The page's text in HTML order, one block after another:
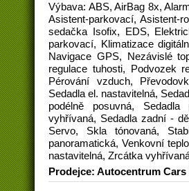
Výbava: ABS, AirBag 8x,
Asistent-parkovací, Asistent-
sedačka Isofix, EDS,
parkovací, Klimatizace
Navigace GPS, Nezávislé
regulace tuhosti, Podvozek
Pérování vzduch,
Sedadla el. nastavitelná,
podélně posuvná,
vyhřívaná, Sedadla zadní -
Servo, Skla tónovaná,
panoramatická, Venkovní
nastavitelná, Zrcátka
Prodejce: Autocentrum